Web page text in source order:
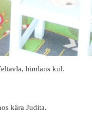
himlans kul.
kära Judita.